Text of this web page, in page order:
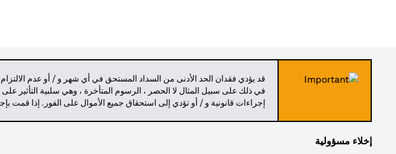
قد يؤدي فقدان الحد الأدنى من السداد المستحق في أي شهر و / أو عدم
في ذلك على سبيل المثال لا الحصر ، الرسوم المتأخرة ، وهي سلبية التأثير
إجراءات قانونية و / أو تؤدي إلى استحقاق جميع الأموال على الفور. إذا
إخلاء مسؤولية